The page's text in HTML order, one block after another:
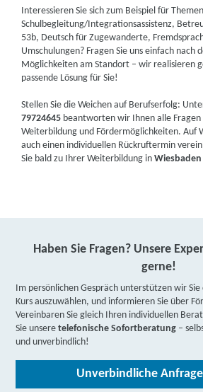
Interessieren Sie sich zum Beispiel für
Schulbegleitung/Integrationsassistenz,
53b, Deutsch für Zugewanderte,
Umschulungen? Fragen Sie uns einfach nach
Möglichkeiten am Standort – wir realisieren
passende Lösung für Sie!
Stellen Sie die Weichen auf Berufserfolg:
79724645 beantworten wir Ihnen alle
Weiterbildung und Fördermöglichkeiten. Auf
auch einen individuellen Rückruftermin
Sie bald zu Ihrer Weiterbildung inWiesbaden
Haben Sie Fragen? Unsere
gerne!
Im persönlichen Gespräch unterstützen wir Sie
Kurs auszuwählen, und informieren Sie über
Vereinbaren Sie gleich Ihren individuellen
Sie unseretelefonische Sofortberatung –
und unverbindlich!
Unverbindliche